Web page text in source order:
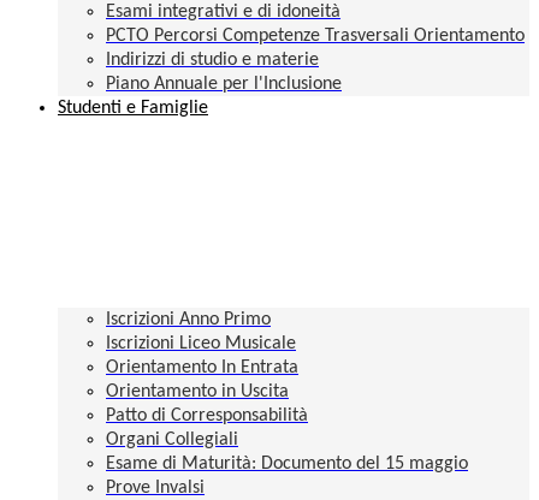
Esami integrativi e di idoneità
PCTO Percorsi Competenze Trasversali Orientamento
Indirizzi di studio e materie
Piano Annuale per l'Inclusione
Studenti e Famiglie
Iscrizioni Anno Primo
Iscrizioni Liceo Musicale
Orientamento In Entrata
Orientamento in Uscita
Patto di Corresponsabilità
Organi Collegiali
Esame di Maturità: Documento del 15 maggio
Prove Invalsi